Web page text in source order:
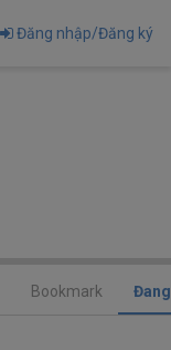
Đăng nhập/Đăng ký
Bookmark